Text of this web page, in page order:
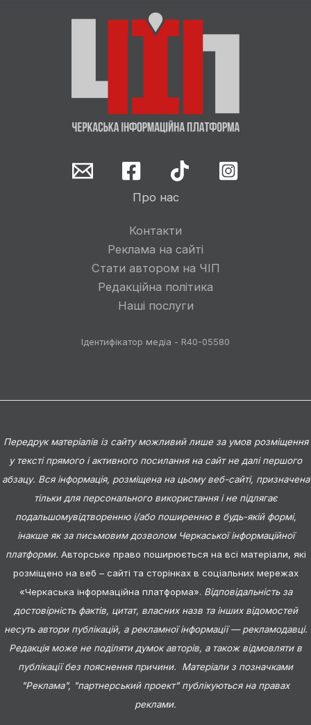
Про нас
Контакти
Реклама на сайті
Стати автором на ЧІП
Редакційна політика
Наші послуги
Ідентифікатор медіа - R40-05580
Передрук матеріалів із сайту можливий лише за умов розміщення
у тексті прямого і активного посилання на сайт не далі першого
абзацу. Вся інформація, розміщена на цьому веб-сайті, призначена
тільки для персонального використання і не підлягає
подальшомувідтворенню і/або поширенню в будь-якій формі,
інакше як за письмовим дозволом Черкаської інформаційної
платформи. Авторське право поширюється на всі матеріали, які
розміщено на веб – сайті та сторінках в соціальних мережах
«Черкаська інформаційна платформа». Відповідальність за
достовірність фактів, цитат, власних назв та інших відомостей
несуть автори публікацій, а рекламної інформації — рекламодавці.
Редакція може не поділяти думок авторів, а також відмовляти в
публікації без пояснення причини. Матеріали з позначками
"Реклама", "партнерський проект" публікуються на правах
реклами.